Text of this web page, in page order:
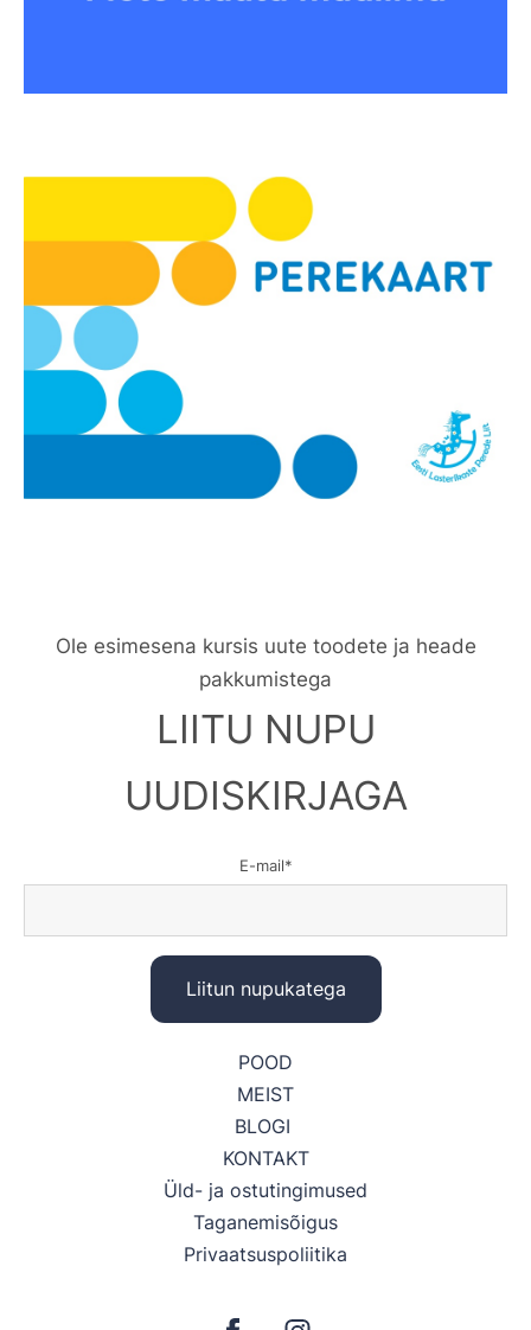
Ole esimesena kursis uute toodete ja heade
pakkumistega
LIITU NUPU
UUDISKIRJAGA
E-mail
POOD
MEIST
BLOGI
KONTAKT
Üld- ja ostutingimused
Taganemisõigus
Privaatsuspoliitika